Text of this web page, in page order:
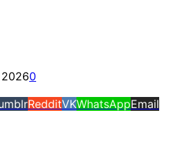
0
RedditVKWhatsAppEmail